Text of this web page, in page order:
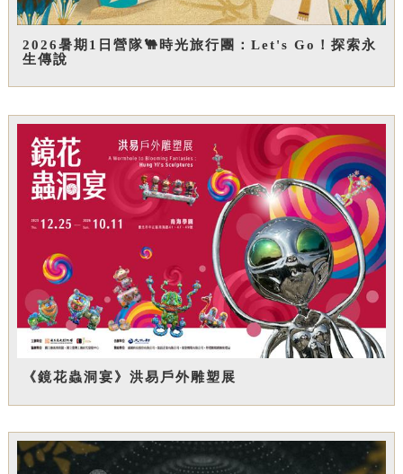
2026暑期1日營隊🐫時光旅行團：Let's Go！探索永
生傳說
《鏡花蟲洞宴》洪易戶外雕塑展